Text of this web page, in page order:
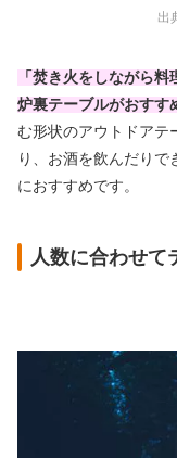
出
「焚き火をしながら
炉裏テーブルがおすす
む形状のアウトドアテ
り、お酒を飲んだり
におすすめです。
人数に合わせて